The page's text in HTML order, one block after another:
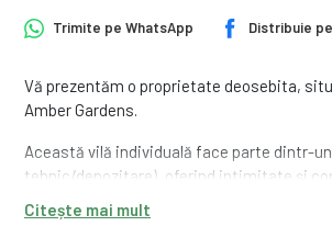
Trimite pe WhatsApp Distribuie pe
Vă prezentăm o proprietate deosebita,
Amber Gardens.
Această vilă individuală face parte dintr-
tehnic/depozitare), oferind intimitate și
Suprafața utilă este de 188 mp, inteligent
Citește mai mult